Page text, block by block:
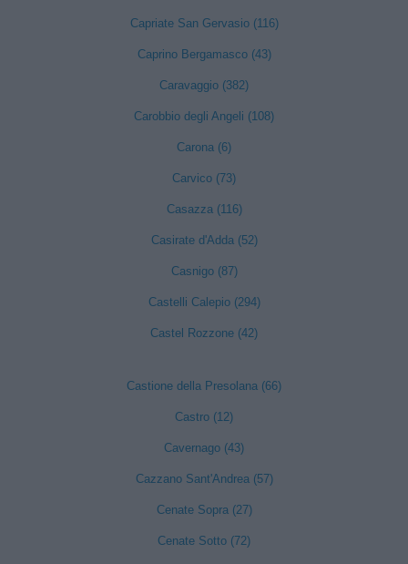
Capriate San Gervasio (116)
Caprino Bergamasco (43)
Caravaggio (382)
Carobbio degli Angeli (108)
Carona (6)
Carvico (73)
Casazza (116)
Casirate d'Adda (52)
Casnigo (87)
Castelli Calepio (294)
Castel Rozzone (42)
Castione della Presolana (66)
Castro (12)
Cavernago (43)
Cazzano Sant'Andrea (57)
Cenate Sopra (27)
Cenate Sotto (72)